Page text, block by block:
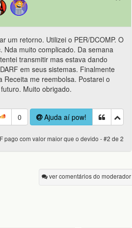
um retorno. Utilizei o PER/DCOMP. O
muito complicado. Da semana
transmitir mas estava dando
em seus sistemas. Finalmente
Receita me reembolsa. Postarei o
Muito obrigado.
0 Ajuda aí pow!
pago com valor maior que o devido - #2 de 2
ver comentários do moderador